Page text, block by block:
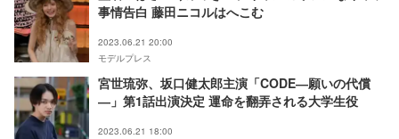
事情告白 藤田ニコルはへこむ
2023.06.21 20:00
モデルプレス
宮世琉弥、坂口健太郎主演「CODE―願いの代償
―」第1話出演決定 運命を翻弄される大学生役
2023.06.21 18:00